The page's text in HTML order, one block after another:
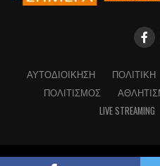
ΑΥΤΟΔΙΟΊΚΗΣΗ ΠΟΛΙΤΙΚΉ
ΠΟΛΙΤΙΣΜΌΣ
LIVE STREAMING